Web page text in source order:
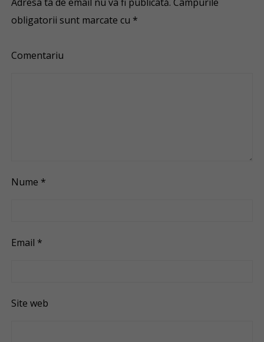
obligatorii sunt marcate cu *
Comentariu
Nume *
Email *
Site web